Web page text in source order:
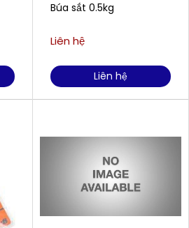
Búa sắt 0.5kg
Liên hệ
Liên hệ